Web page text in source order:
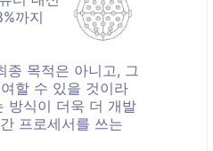
까지
종 목적은 아니고, 그
할 수 있을 것이라
방식이 더욱 더 개발
프로세서를 쓰는